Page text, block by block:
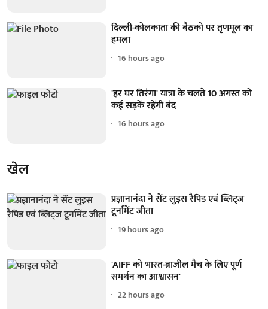
दिल्ली-कोलकाता की बैठकों पर तृणमूल का
हमला
16 hours ago
'हर घर तिरंगा' यात्रा के चलते 10 अगस्त को
कई सड़कें रहेंगी बंद
16 hours ago
खेल
प्रज्ञानानंदा ने सेंट लुइस रैपिड एवं ब्लिट्ज
टूर्नामेंट जीता
19 hours ago
'AIFF को भारत-ब्राजील मैच के लिए पूर्ण
समर्थन का आश्वासन'
22 hours ago